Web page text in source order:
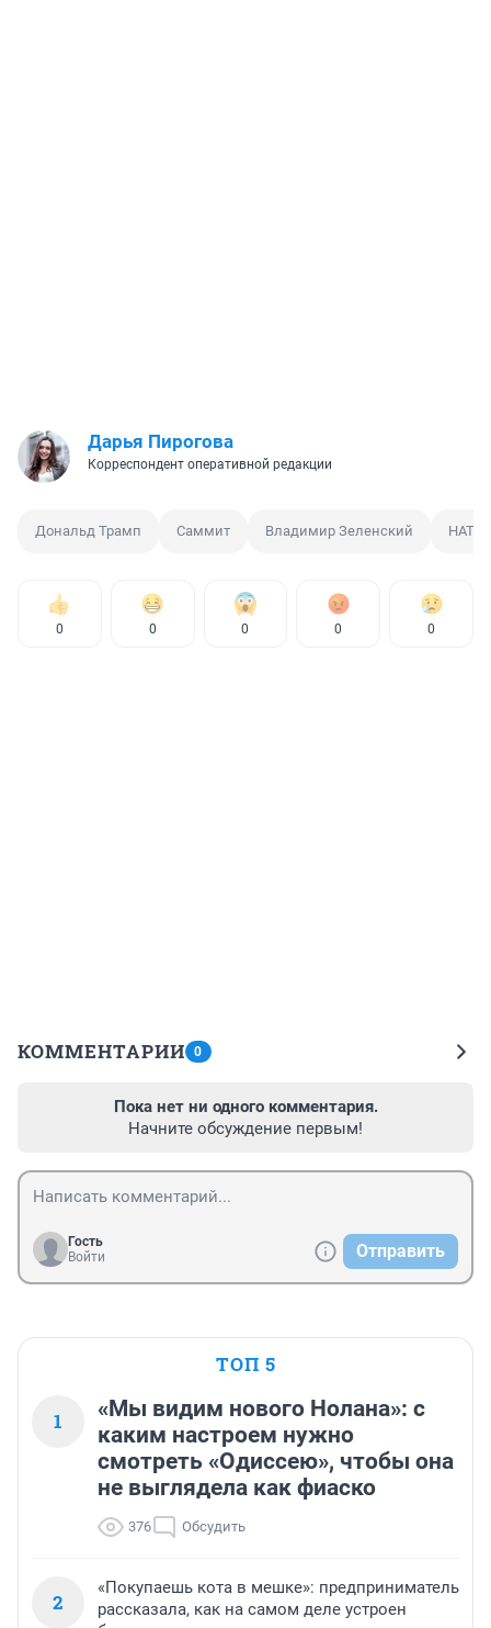
Дарья Пирогова
Корреспондент оперативной редакции
Дональд Трамп Саммит Владимир Зеленский НАТО
0 0 0 0 0
КОММЕНТАРИИ 0
Пока нет ни одного комментария.
Начните обсуждение первым!
Гость
Войти
Отправить
ТОП 5
1
«Мы видим нового Нолана»: с
каким настроем нужно
смотреть «Одиссею», чтобы она
не выглядела как фиаско
376 Обсудить
2
«Покупаешь кота в мешке»: предприниматель
рассказала, как на самом деле устроен